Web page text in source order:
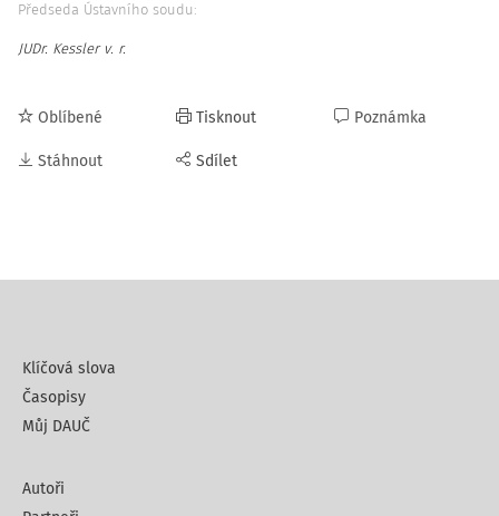
Předseda Ústavního soudu:
JUDr. Kessler v. r.
Oblíbené
Stáhnout
Tisknout
Sdílet
Poznámka
Klíčová slova
Časopisy
Můj DAUČ
Autoři